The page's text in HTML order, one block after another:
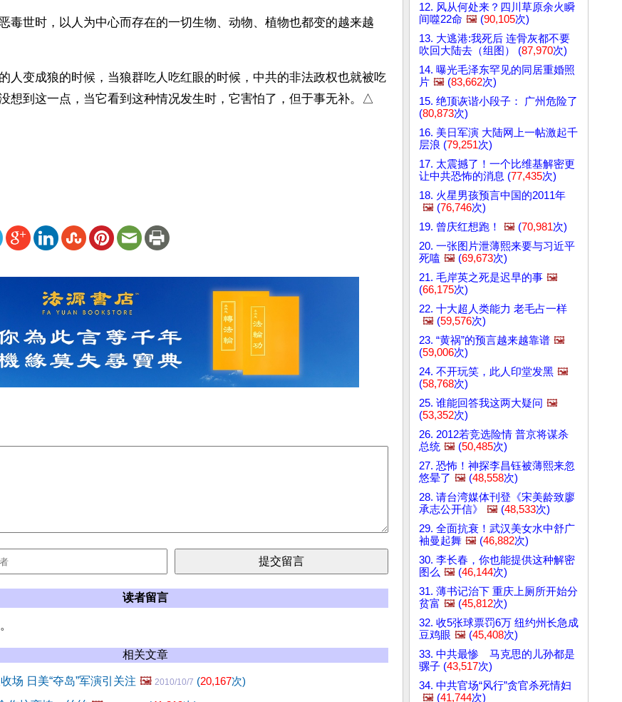
毒世时，以人为中心而存在的一切生物、动物、植物也都变的越来越
人变成狼的时候，当狼群吃人吃红眼的时候，中共的非法政权也就被吃
想到这一点，当它看到这种情况发生时，它害怕了，但于事无补。△
读者留言
相关文章
场 日美“夺岛”军演引关注 🖼️ 2010/10/7 (20,167次)
12. 风从何处来？四川草原余火瞬
间噬22命 🖼️ (90,105次)
13. 大逃港:我死后 连骨灰都不要
吹回大陆去（组图） (87,970次)
14. 曝光毛泽东罕见的同居重婚照
片 🖼️ (83,662次)
15. 绝顶诙谐小段子： 广州危险了
(80,873次)
16. 美日军演 大陆网上一帖激起千
层浪 (79,251次)
17. 太震撼了！一个比维基解密更
让中共恐怖的消息 (77,435次)
18. 火星男孩预言中国的2011年
🖼️ (76,746次)
19. 曾庆红想跑！
🖼️ (70,981次)
20. 一张图片泄薄熙来要与习近平
死嗑 🖼️ (69,673次)
21. 毛岸英之死是迟早的事 🖼️
(66,175次)
22. 十大超人类能力 老毛占一样
🖼️ (59,576次)
23. “黄祸”的预言越来越靠谱 🖼️
(59,006次)
24. 不开玩笑，此人印堂发黑 🖼️
(58,768次)
25. 谁能回答我这两大疑问 🖼️
(53,352次)
26. 2012若竞选险情 普京将谋杀
总统 🖼️ (50,485次)
27. 恐怖！神探李昌钰被薄熙来忽
悠晕了 🖼️ (48,558次)
28. 请台湾媒体刊登《宋美龄致廖
承志公开信》
🖼️ (48,533次)
29. 全面抗衰！武汉美女水中舒广
袖曼起舞 🖼️ (46,882次)
30. 李长春，你也能提供这种解密
图么 🖼️ (46,144次)
31. 薄书记治下 重庆上厕所开始分
贫富 🖼️ (45,812次)
32. 收5张球票罚6万 纽约州长急成
豆鸡眼 🖼️ (45,408次)
33. 中共最惨 马克思的儿孙都是
骡子 (43,517次)
34. 中共官场“风行”贪官杀死情妇
🖼️ (41,744次)